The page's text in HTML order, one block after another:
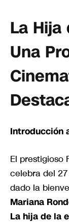
La Hija
Una
Introducción
El prestigioso
celebra del
dado la
Mariana
La hija de la